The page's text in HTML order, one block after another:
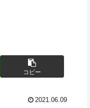
コピー
2021.06.09